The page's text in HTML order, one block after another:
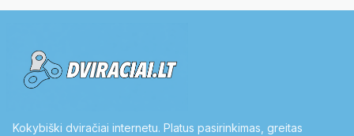
Kokybiški dviračiai internetu. Platus pasirinkimas, greitas